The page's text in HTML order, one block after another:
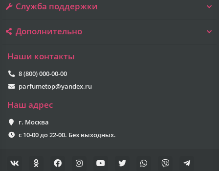
Служба поддержки
Дополнительно
Наши контакты
8 (800) 000-00-00
parfumetop@yandex.ru
Наш адрес
г. Москва
с 10-00 до 22-00. Без выходных.